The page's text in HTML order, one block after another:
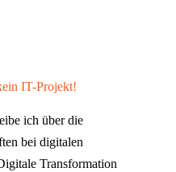
IT-Projekt!
ich über die
bei digitalen
Transformation